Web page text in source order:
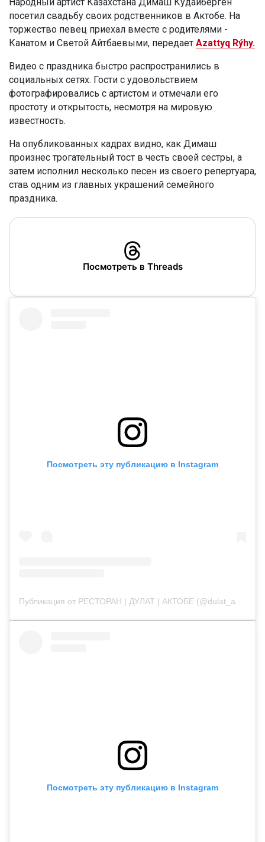
Народный артист Казахстана Димаш Кудайберген
посетил свадьбу своих родственников в Актобе. На
торжество певец приехал вместе с родителями -
Канатом и Светой Айтбаевыми, передает Azattyq Rýhy.
Видео с праздника быстро распространились в
социальных сетях. Гости с удовольствием
фотографировались с артистом и отмечали его
простоту и открытость, несмотря на мировую
известность.
На опубликованных кадрах видно, как Димаш
произнес трогательный тост в честь своей сестры, а
затем исполнил несколько песен из своего репертуара,
став одним из главных украшений семейного
праздника.
Посмотреть в Threads
Посмотреть эту публикацию в Instagram
Посмотреть эту публикацию в Instagram